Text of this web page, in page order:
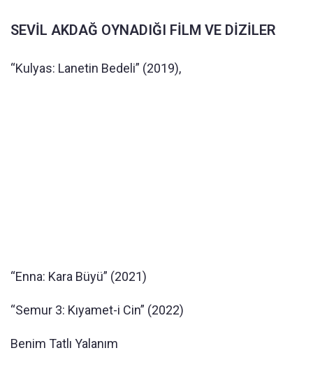
SEVİL AKDAĞ OYNADIĞI FİLM VE DİZİLER
“Kulyas: Lanetin Bedeli” (2019),
“Enna: Kara Büyü” (2021)
“Semur 3: Kıyamet-i Cin” (2022)
Benim Tatlı Yalanım